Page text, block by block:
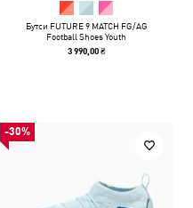
Бутси FUTURE 9 MATCH FG/AG
Football Shoes Youth
3 990,00 ₴
-30%